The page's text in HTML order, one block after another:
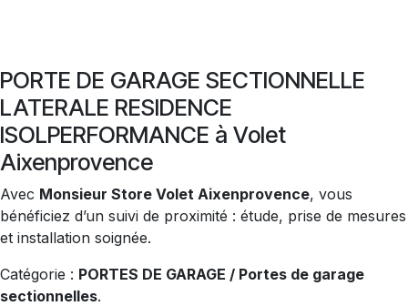
PORTE DE GARAGE SECTIONNELLE
LATERALE RESIDENCE
ISOLPERFORMANCE à Volet
Aixenprovence
Avec Monsieur Store Volet Aixenprovence, vous
bénéficiez d’un suivi de proximité : étude, prise de mesures
et installation soignée.
Catégorie : PORTES DE GARAGE / Portes de garage
sectionnelles.